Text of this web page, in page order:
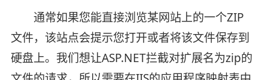
通常如果您能直接浏览某网站上的一个ZIP
文件，该站点会提示您打开或者将该文件保存到
硬盘上。我们想让ASP.NET拦截对扩展名为zip的